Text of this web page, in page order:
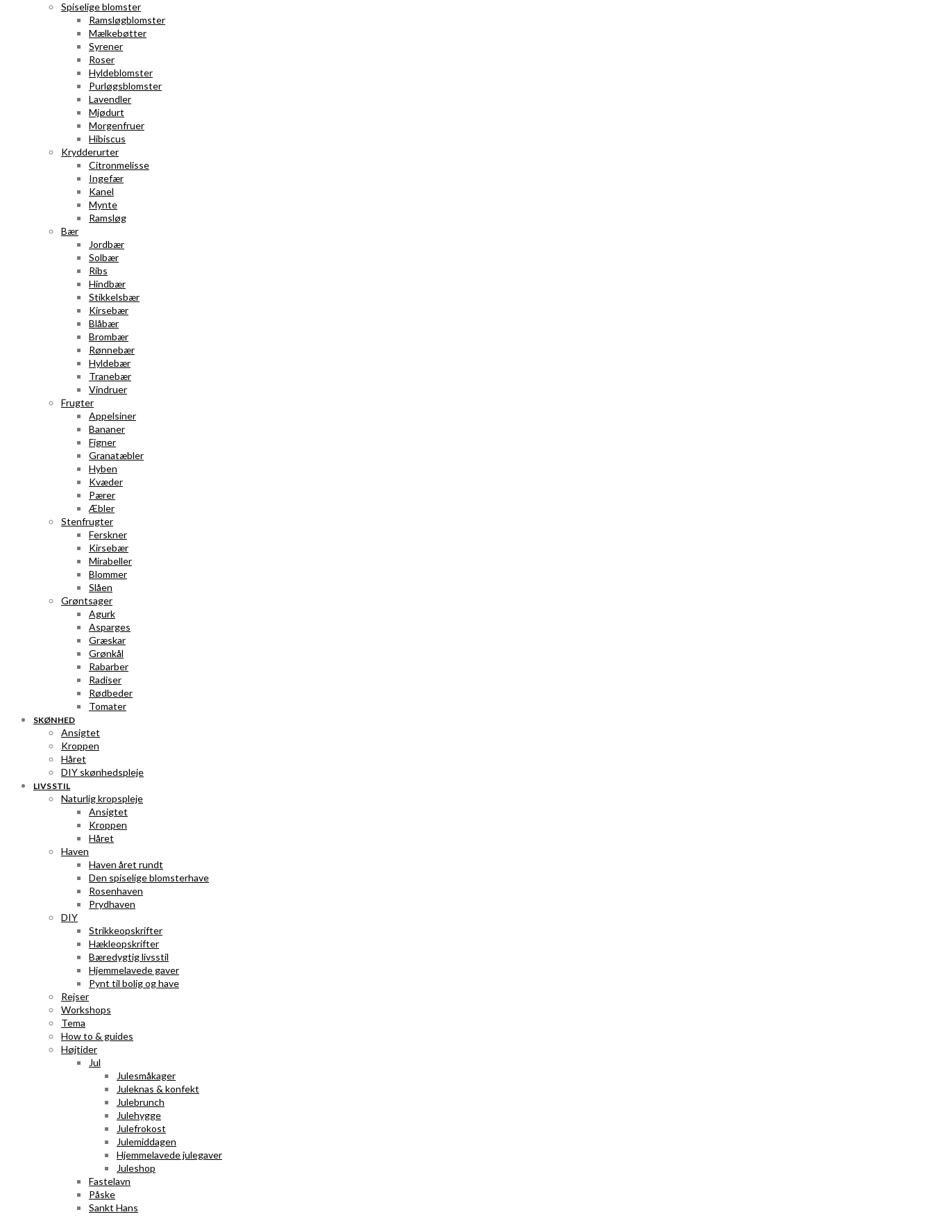
Spiselige blomster
Ramsløgblomster
Mælkebøtter
Syrener
Roser
Hyldeblomster
Purløgsblomster
Lavendler
Mjødurt
Morgenfruer
Hibiscus
Krydderurter
Citronmelisse
Ingefær
Kanel
Mynte
Ramsløg
Bær
Jordbær
Solbær
Ribs
Hindbær
Stikkelsbær
Kirsebær
Blåbær
Brombær
Rønnebær
Hyldebær
Tranebær
Vindruer
Frugter
Appelsiner
Bananer
Figner
Granatæbler
Hyben
Kvæder
Pærer
Æbler
Stenfrugter
Ferskner
Kirsebær
Mirabeller
Blommer
Slåen
Grøntsager
Agurk
Asparges
Græskar
Grønkål
Rabarber
Radiser
Rødbeder
Tomater
SKØNHED
Ansigtet
Kroppen
Håret
DIY skønhedspleje
LIVSSTIL
Naturlig kropspleje
Ansigtet
Kroppen
Håret
Haven
Haven året rundt
Den spiselige blomsterhave
Rosenhaven
Prydhaven
DIY
Strikkeopskrifter
Hækleopskrifter
Bæredygtig livsstil
Hjemmelavede gaver
Pynt til bolig og have
Rejser
Workshops
Tema
How to & guides
Højtider
Jul
Julesmåkager
Juleknas & konfekt
Julebrunch
Julehygge
Julefrokost
Julemiddagen
Hjemmelavede julegaver
Juleshop
Fastelavn
Påske
Sankt Hans